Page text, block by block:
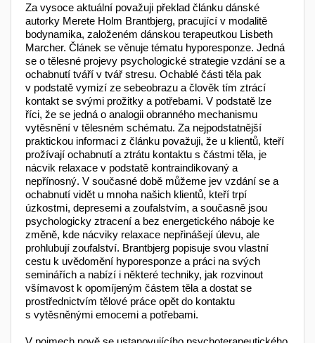
Za vysoce aktuální považuji překlad článku dánské
autorky Merete Holm Brantbjerg, pracující v modalitě
bodynamika, založeném dánskou terapeutkou Lisbeth
Marcher. Článek se věnuje tématu hyporesponze. Jedná
se o tělesné projevy psychologické strategie vzdání se a
ochabnutí tváří v tvář stresu. Ochablé části těla pak
v podstatě vymizí ze sebe­obrazu a člověk tím ztrácí
kontakt se svými prožitky a potřebami. V podstatě lze
říci, že se jedná o analogii obranného mechanismu
vytěsnění v tělesném schématu. Za nejpodstatnější
praktickou informaci z článku považuji, že u klientů, kteří
prožívají ochabnutí a ztrátu kontaktu s částmi těla, je
nácvik relaxace v podstatě kontraindikovaný a
nepřínosný. V současné době můžeme jev vzdání se a
ochabnutí vidět u mnoha našich klientů, kteří trpí
úzkostmi, depresemi a zoufalstvím, a současně jsou
psychologicky ztracení a bez energetického náboje ke
změně, kde nácviky relaxace nepři­nášejí úlevu, ale
prohlubují zoufalství. Brantbjerg popisuje svou vlastní
cestu k uvědomění hyporesponze a práci na svých
seminářích a nabízí i některé techniky, jak rozvinout
všímavost k opomíjeným částem těla a dostat se
prostřed­nictvím tělové práce opět do kontaktu
s vytěsněnými emocemi a potřebami.